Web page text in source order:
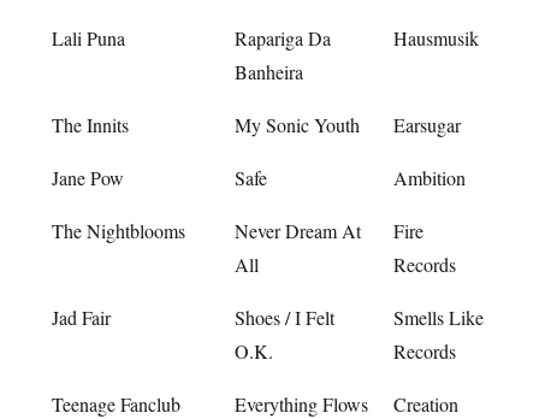
Lali Puna
Rapariga Da
Banheira
Hausmusik
The Innits My Sonic Youth Earsugar
Jane Pow Safe Ambition
The Nightblooms
Never Dream At
All
Fire
Records
Jad Fair
Shoes / I Felt
O.K.
Smells Like
Records
Teenage Fanclub Everything Flows Creation